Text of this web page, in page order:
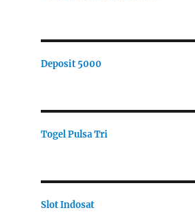
Deposit 5000
Togel Pulsa Tri
Slot Indosat